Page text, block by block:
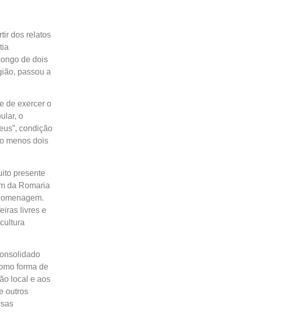
dos relatos
de dois
passou a
de exercer o
o
condição
menos dois
presente
da Romaria
livres e
forma de
local e aos
outros